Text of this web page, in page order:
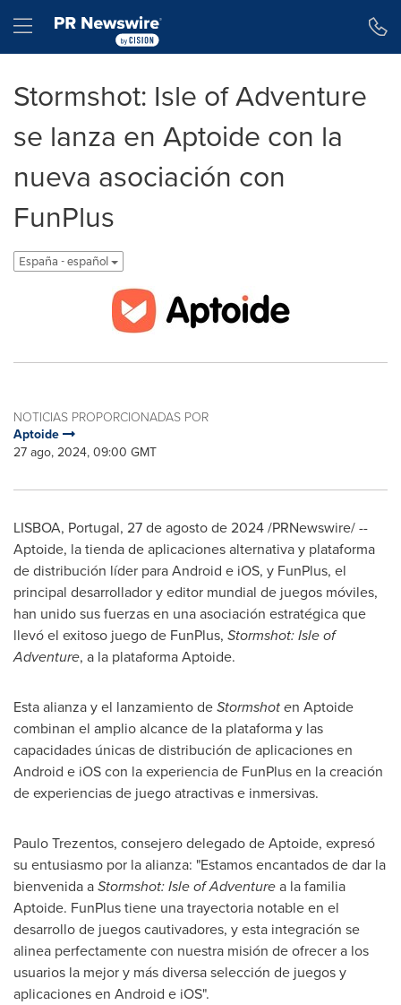
Hamburger menu
Stormshot: Isle of Adventure
se lanza en Aptoide con la
nueva asociación con
FunPlus
España - español
NOTICIAS PROPORCIONADAS POR
Aptoide
27 ago, 2024, 09:00 GMT
LISBOA, Portugal, 27 de agosto de 2024/PRNewswire/ --
Aptoide, la tienda de aplicaciones alternativa y plataforma
de distribución líder para Android e iOS, y FunPlus, el
principal desarrollador y editor mundial de juegos móviles,
han unido sus fuerzas en una asociación estratégica que
llevó el exitoso juego de FunPlus, Stormshot: Isle of
Adventure, a la plataforma Aptoide.
Esta alianza y el lanzamiento deStormshot en Aptoide
combinan el amplio alcance de la plataforma y las
capacidades únicas de distribución de aplicaciones en
Android e iOS con la experiencia de FunPlus en la creación
de experiencias de juego atractivas e inmersivas.
Paulo Trezentos, consejero delegado de Aptoide, expresó
su entusiasmo por la alianza: "Estamos encantados de dar la
bienvenida aStormshot: Isle of Adventurea la familia
Aptoide. FunPlus tiene una trayectoria notable en el
desarrollo de juegos cautivadores, y esta integración se
alinea perfectamente con nuestra misión de ofrecer a los
usuarios la mejor y más diversa selección de juegos y
aplicaciones en Android e iOS".